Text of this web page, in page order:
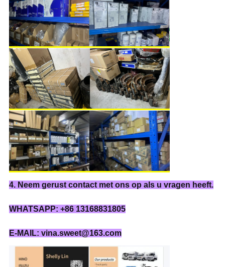
4. Neem gerust contact met ons op als u vragen heeft.
WHATSAPP: +86 13168831805
E-MAIL: vina.sweet@163.com